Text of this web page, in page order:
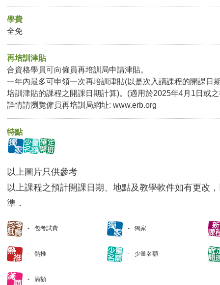
學費
全免
再培訓津貼
合資格學員可向僱員再培訓局申請津貼。
一年內最多可申領一次再培訓津貼(以是次入讀課程的開課日
培訓津貼的課程之開課日期計算)。(適用於2025年4月1日或
詳情請瀏覽僱員再培訓局網址: www.erb.org
特點
以上圖片只供參考
以上課程之預計開課日期、地點及教學軟件如有更改
準．
包考試費 獨家
熱推 少量名額
滿額